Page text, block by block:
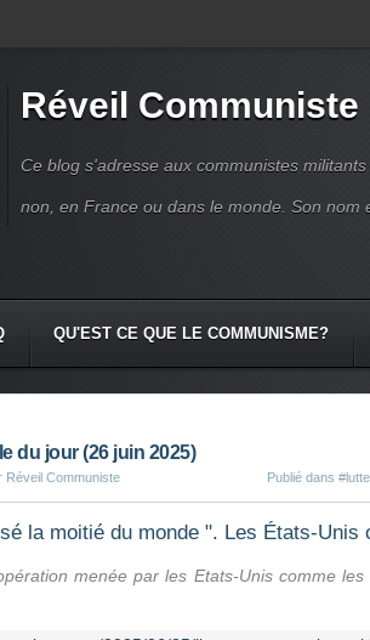
Réveil Communiste
Ce blog s'adresse aux communistes
non, en France ou dans le monde. Son nom
QU'EST CE QUE LE COMMUNISME?
du jour (26 juin 2025)
Réveil Communiste Publié dans
menée par les Etats-Unis comme